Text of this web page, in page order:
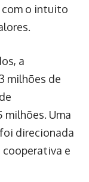
com o intuito
a
milhões de
milhões. Uma
direcionada
cooperativa e